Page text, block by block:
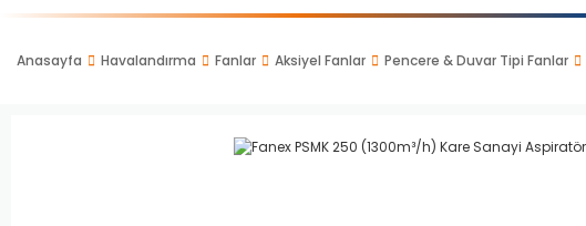
Anasayfa Havalandırma Fanlar Aksiyel Fanlar Pencere & Duvar Tipi Fanlar